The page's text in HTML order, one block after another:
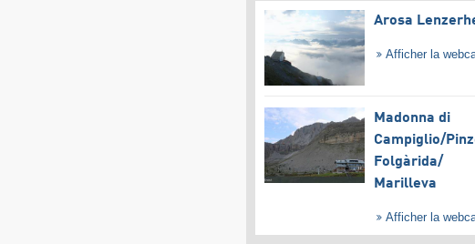
Arosa
Afficher la
Madonna di
Campiglio/​
Folgàrida/​
Marilleva
Afficher la